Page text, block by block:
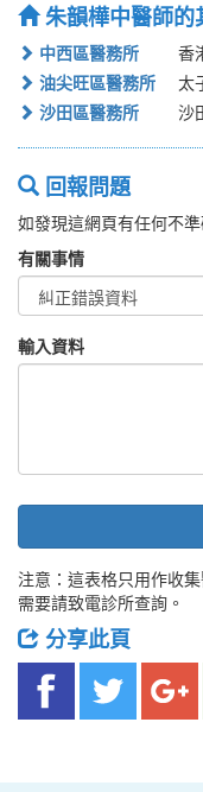
朱韻樺中醫師的
中西區醫務所
香
油尖旺區醫務所
太
沙田區醫務所
沙
回報問題
如發現這網頁有任何不
有關事情
輸入資料
注意：這表格只用作收
需要請致電診所查詢。
分享此頁